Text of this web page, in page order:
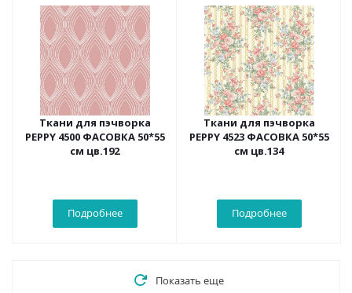
Ткани для пэчворка
PEPPY 4500 ФАСОВКА 50*55
см цв.192
Подробнее
Ткани для пэчворка
PEPPY 4523 ФАСОВКА 50*55
см цв.134
Подробнее
Показать еще